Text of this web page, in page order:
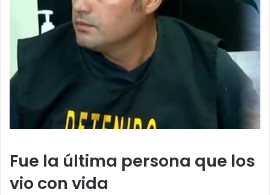
Fue la última persona que los
vio con vida